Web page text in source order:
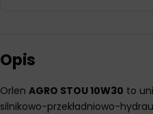
Opis
Orlen AGRO STOU 10W30 to
silnikowo-przekładniowo-